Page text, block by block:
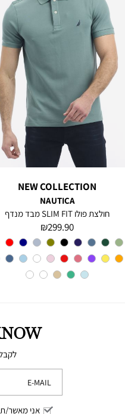
NEW COLLECTION
NAUTICA
חולצת פולו SLIM FIT מבד מנדף
מחיר
מוצר
299.90 ₪
צבע
A6M
E-MAIL
אני מאשר/ת